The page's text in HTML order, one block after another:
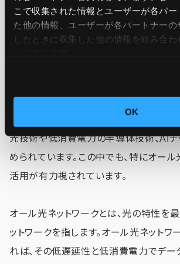
こで収集された情報とユーザーが各パー
た他の情報、ユーザーが各パートナーの
したときに収集した他の情報を組み合わ
OK
政策支援を検討し、電力インフラや通信
も踏まえ設置地域を背停止、整備を促進
AI活用に耐えうる高性能データセ
光技術や低消費電力の半導体技術、AI
められています。この中でも、特にオール
活用が有力視されています。
オール光ネットワークとは、光の特性を
ットワークを指します。オール光ネットワ
れば、その低遅延性と低消費電力でデー